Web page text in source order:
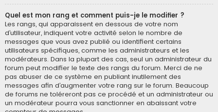
Quel est mon rang et comment puis-je le modifier ?
Les rangs, qui apparaissent en dessous de votre nom
d’utilisateur, indiquent votre activité selon le nombre de
messages que vous avez publié ou identifient certains
utilisateurs spécifiques, comme les administrateurs et les
modérateurs. Dans la plupart des cas, seul un administrateur du
forum peut modifier le texte des rangs du forum. Merci de ne
pas abuser de ce système en publiant inutilement des
messages afin d’augmenter votre rang sur le forum. Beaucoup
de forums ne toléreront pas ce procédé et un administrateur ou
un modérateur pourra vous sanctionner en abaissant votre